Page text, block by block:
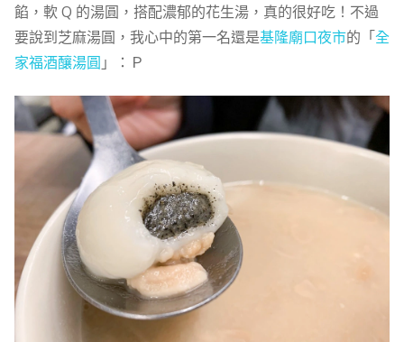
餡，軟 Q 的湯圓，搭配濃郁的花生湯，真的很好吃！不過
要說到芝麻湯圓，我心中的第一名還是基隆廟口夜市的「全
家福酒釀湯圓 」：Ｐ